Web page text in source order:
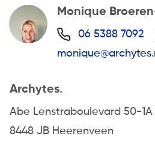
Monique
06 5388 7092
Archytes
Abe Lenstraboulevard 50-1A
8448 JB Heerenveen